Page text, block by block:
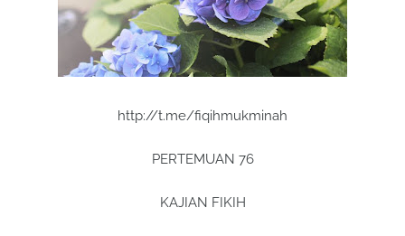
http://t.me/fiqihmukminah
PERTEMUAN 76
KAJIAN FIKIH